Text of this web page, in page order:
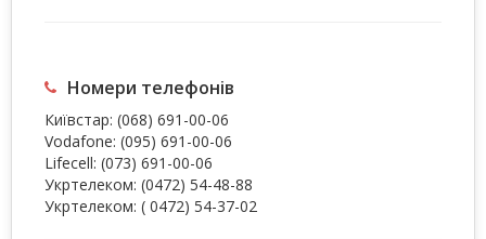
Номери телефонів
Київстар: (068) 691-00-06
Vodafone: (095) 691-00-06
Lifecell: (073) 691-00-06
Укртелеком: (0472) 54-48-88
Укртелеком: ( 0472) 54-37-02